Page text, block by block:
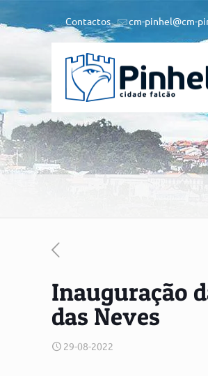
Contactos cm-pinhel@cm-
Inauguração
das Neves
29-08-2022